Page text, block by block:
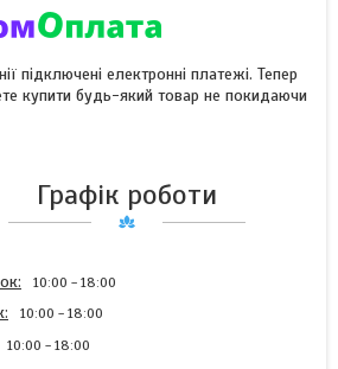
підключені електронні платежі. Тепер
купити будь-який товар не покидаючи
Графік роботи
10:00 18:00
10:00 18:00
10:00 18:00